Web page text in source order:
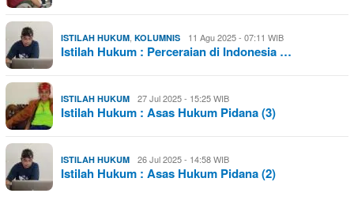
ISTILAH HUKUM KOLUMNIS 11 Agu 2025 - 07:11 WIB
Istilah Hukum : Perceraian di Indonesia …
ISTILAH HUKUM 27 Jul 2025 - 15:25 WIB
Istilah Hukum : Asas Hukum Pidana (3)
ISTILAH HUKUM 26 Jul 2025 - 14:58 WIB
Istilah Hukum : Asas Hukum Pidana (2)